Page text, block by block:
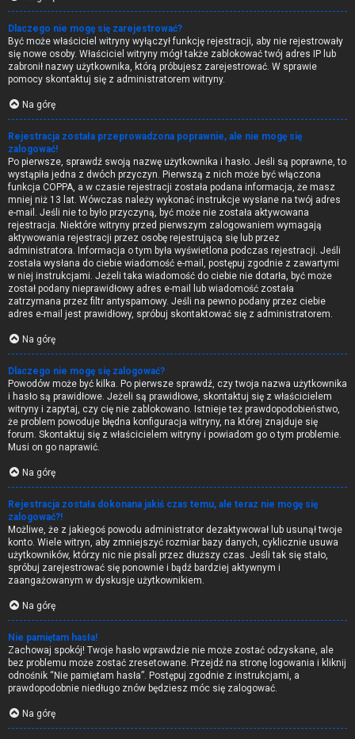
Dlaczego nie mogę się zarejestrować?
Być może właściciel witryny wyłączył funkcję rejestracji, aby nie rejestrowały
się nowe osoby. Właściciel witryny mógł także zablokować twój adres IP lub
zabronił nazwy użytkownika, którą próbujesz zarejestrować. W sprawie
pomocy skontaktuj się z administratorem witryny.
Na górę
Rejestracja została przeprowadzona poprawnie, ale nie mogę się
zalogować!
Po pierwsze, sprawdź swoją nazwę użytkownika i hasło. Jeśli są poprawne, to
wystąpiła jedna z dwóch przyczyn. Pierwszą z nich może być włączona
funkcja COPPA, a w czasie rejestracji została podana informacja, że masz
mniej niż 13 lat. Wówczas należy wykonać instrukcje wysłane na twój adres
e-mail. Jeśli nie to było przyczyną, być może nie została aktywowana
rejestracja. Niektóre witryny przed pierwszym zalogowaniem wymagają
aktywowania rejestracji przez osobę rejestrującą się lub przez
administratora. Informacja o tym była wyświetlona podczas rejestracji. Jeśli
została wysłana do ciebie wiadomość e-mail, postępuj zgodnie z zawartymi
w niej instrukcjami. Jeżeli taka wiadomość do ciebie nie dotarła, być może
został podany nieprawidłowy adres e-mail lub wiadomość została
zatrzymana przez filtr antyspamowy. Jeśli na pewno podany przez ciebie
adres e-mail jest prawidłowy, spróbuj skontaktować się z administratorem.
Na górę
Dlaczego nie mogę się zalogować?
Powodów może być kilka. Po pierwsze sprawdź, czy twoja nazwa użytkownika
i hasło są prawidłowe. Jeżeli są prawidłowe, skontaktuj się z właścicielem
witryny i zapytaj, czy cię nie zablokowano. Istnieje też prawdopodobieństwo,
że problem powoduje błędna konfiguracja witryny, na której znajduje się
forum. Skontaktuj się z właścicielem witryny i powiadom go o tym problemie.
Musi on go naprawić.
Na górę
Rejestracja została dokonana jakiś czas temu, ale teraz nie mogę się
zalogować?!
Możliwe, że z jakiegoś powodu administrator dezaktywował lub usunął twoje
konto. Wiele witryn, aby zmniejszyć rozmiar bazy danych, cyklicznie usuwa
użytkowników, którzy nic nie pisali przez dłuższy czas. Jeśli tak się stało,
spróbuj zarejestrować się ponownie i bądź bardziej aktywnym i
zaangażowanym w dyskusje użytkownikiem.
Na górę
Nie pamiętam hasła!
Zachowaj spokój! Twoje hasło wprawdzie nie może zostać odzyskane, ale
bez problemu może zostać zresetowane. Przejdź na stronę logowania i kliknij
odnośnik “Nie pamiętam hasła”. Postępuj zgodnie z instrukcjami, a
prawdopodobnie niedługo znów będziesz móc się zalogować.
Na górę